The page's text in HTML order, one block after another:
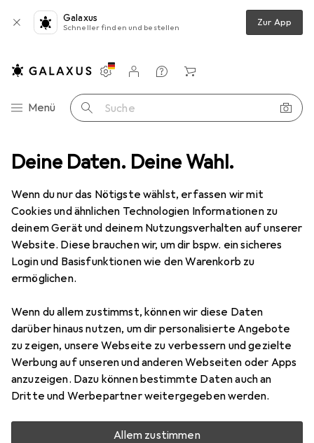
Deine Daten. Deine Wahl.
Wenn du nur das Nötigste wählst, erfassen wir mit
Cookies und ähnlichen Technologien Informationen zu
deinem Gerät und deinem Nutzungsverhalten auf unserer
Website. Diese brauchen wir, um dir bspw. ein sicheres
Login und Basisfunktionen wie den Warenkorb zu
ermöglichen.
Wenn du allem zustimmst, können wir diese Daten
darüber hinaus nutzen, um dir personalisierte Angebote
zu zeigen, unsere Webseite zu verbessern und gezielte
Werbung auf unseren und anderen Webseiten oder Apps
anzuzeigen. Dazu können bestimmte Daten auch an
Dritte und Werbepartner weitergegeben werden.
Allem zustimmen
Galaxus
Schneller finden und bestellen Zur App
Navigation nach Kategorien
Menü Suche
Einstellungen
Kundenkonto
Vergleichslisten
Merklisten
Warenkorb
Pfanne + Kochtopf de Buyer Inocuivre Bratpfanne
4 Bilder
de BuyerInocuivre Bratpfanne
Bratpfanne, Edelstahl, Kupfer, 28 x 10.90 cm
1
Bewertungen Marke
Mehr von de Buyer
Aktuell nicht lieferbar
Benachrichtigen, wenn lieferbar